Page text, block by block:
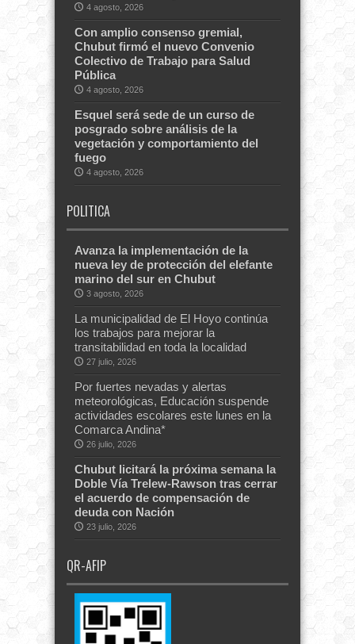
4 agosto, 2026
Con amplio consenso gremial,
Chubut firmó el nuevo Convenio
Colectivo de Trabajo para Salud
Pública
4 agosto, 2026
Esquel será sede de un curso de
posgrado sobre análisis de la
vegetación y comportamiento del
fuego
4 agosto, 2026
POLITICA
Avanza la implementación de la
nueva ley de protección del elefante
marino del sur en Chubut
3 agosto, 2026
La municipalidad de El Hoyo continúa
los trabajos para mejorar la
transitabilidad en toda la localidad
27 julio, 2026
Por fuertes nevadas y alertas
meteorológicas, Educación suspende
actividades escolares este lunes en la
Comarca Andina*
26 julio, 2026
Chubut licitará la próxima semana la
Doble Vía Trelew-Rawson tras cerrar
el acuerdo de compensación de
deuda con Nación
23 julio, 2026
QR-AFIP